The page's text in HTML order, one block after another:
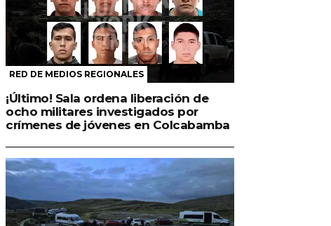
RED DE MEDIOS REGIONALES
¡Último! Sala ordena liberación de
ocho militares investigados por
crímenes de jóvenes en Colcabamba